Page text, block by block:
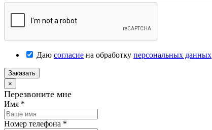
Даю согласие на обработку персональных данных
Заказать
×
Перезвоните мне
Имя *
Номер телефона *